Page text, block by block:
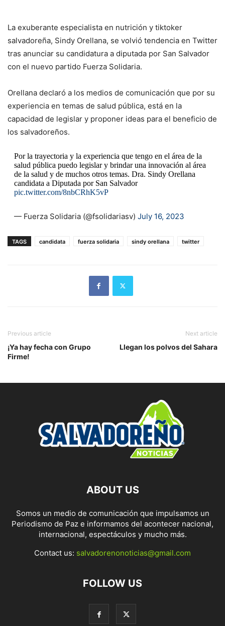
La exuberante especialista en nutrición y tiktoker
salvadoreña, Sindy Orellana, se volvió tendencia en Twitter
tras anunciar su candidatura a diputada por San Salvador
con el nuevo partido Fuerza Solidaria.
Orellana declaró a los medios de comunicación que por su
experiencia en temas de salud pública, está en la
capacidad de legislar y proponer ideas para el beneficio de
los salvadoreños.
Por la trayectoria y la experiencia que tengo en el área de la
salud pública puedo legislar y brindar una innovación al área
de la salud y de muchos otros temas. Dra. Sindy Orellana
candidata a Diputada por San Salvador
pic.twitter.com/8nbCRhK5vP
— Fuerza Solidaria (@fsolidariasv) July 16, 2023
TAGS candidata fuerza solidaria sindy orellana twitter
Previous article
¡Ya hay fecha con Grupo
Firme!
Next article
Llegan los polvos del Sahara
ABOUT US
Somos un medio de comunicación que impulsamos un
Periodismo de Paz e informamos del acontecer nacional,
internacional, espectáculos y mucho más.
Contact us: salvadorenonoticias@gmail.com
FOLLOW US